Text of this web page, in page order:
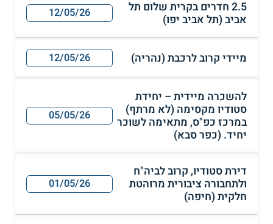
2.5 חדרים בקרית שלום תל
אביב (תל אביב יפו)
12/05/26
מיידי קרוב לרכבת (נהריה) 12/05/26
להשכרה מיידית – יחידת
סטודיו מקסימה (לא מרתף)
במרכז כפ"ס, מתאימה לשוכר
יחיד. (כפר סבא)
05/05/26
דירת סטודיו, קרוב לביה"ח
ולתחבורה ציבורית מרוהטת
חלקית (חיפה)
01/05/26